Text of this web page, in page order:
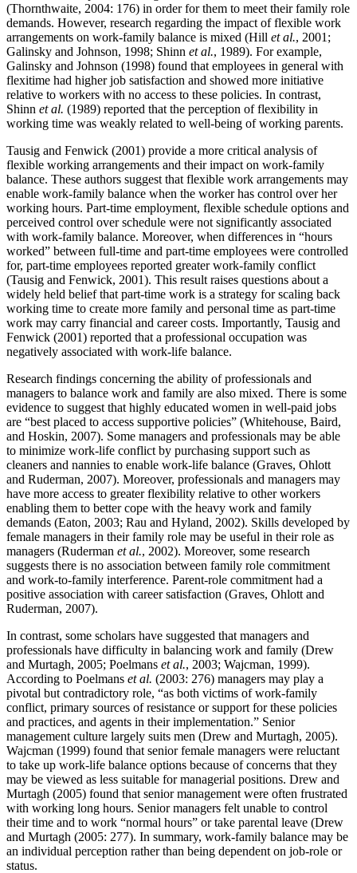
(Thornthwaite, 2004: 176) in order for them to meet their family role
demands. However, research regarding the impact of flexible work
arrangements on work-family balance is mixed (Hill et al., 2001;
Galinsky and Johnson, 1998; Shinn et al., 1989). For example,
Galinsky and Johnson (1998) found that employees in general with
flexitime had higher job satisfaction and showed more initiative
relative to workers with no access to these policies. In contrast,
Shinn et al. (1989) reported that the perception of flexibility in
working time was weakly related to well-being of working parents.
Tausig and Fenwick (2001) provide a more critical analysis of
flexible working arrangements and their impact on work-family
balance. These authors suggest that flexible work arrangements may
enable work-family balance when the worker has control over her
working hours. Part-time employment, flexible schedule options and
perceived control over schedule were not significantly associated
with work-family balance. Moreover, when differences in “hours
worked” between full-time and part-time employees were controlled
for, part-time employees reported greater work-family conflict
(Tausig and Fenwick, 2001). This result raises questions about a
widely held belief that part-time work is a strategy for scaling back
working time to create more family and personal time as part-time
work may carry financial and career costs. Importantly, Tausig and
Fenwick (2001) reported that a professional occupation was
negatively associated with work-life balance.
Research findings concerning the ability of professionals and
managers to balance work and family are also mixed. There is some
evidence to suggest that highly educated women in well-paid jobs
are “best placed to access supportive policies” (Whitehouse, Baird,
and Hoskin, 2007). Some managers and professionals may be able
to minimize work-life conflict by purchasing support such as
cleaners and nannies to enable work-life balance (Graves, Ohlott
and Ruderman, 2007). Moreover, professionals and managers may
have more access to greater flexibility relative to other workers
enabling them to better cope with the heavy work and family
demands (Eaton, 2003; Rau and Hyland, 2002). Skills developed by
female managers in their family role may be useful in their role as
managers (Ruderman et al., 2002). Moreover, some research
suggests there is no association between family role commitment
and work-to-family interference. Parent-role commitment had a
positive association with career satisfaction (Graves, Ohlott and
Ruderman, 2007).
In contrast, some scholars have suggested that managers and
professionals have difficulty in balancing work and family (Drew
and Murtagh, 2005; Poelmans et al., 2003; Wajcman, 1999).
According to Poelmans et al. (2003: 276) managers may play a
pivotal but contradictory role, “as both victims of work-family
conflict, primary sources of resistance or support for these policies
and practices, and agents in their implementation.” Senior
management culture largely suits men (Drew and Murtagh, 2005).
Wajcman (1999) found that senior female managers were reluctant
to take up work-life balance options because of concerns that they
may be viewed as less suitable for managerial positions. Drew and
Murtagh (2005) found that senior management were often frustrated
with working long hours. Senior managers felt unable to control
their time and to work “normal hours” or take parental leave (Drew
and Murtagh (2005: 277). In summary, work-family balance may be
an individual perception rather than being dependent on job-role or
status.